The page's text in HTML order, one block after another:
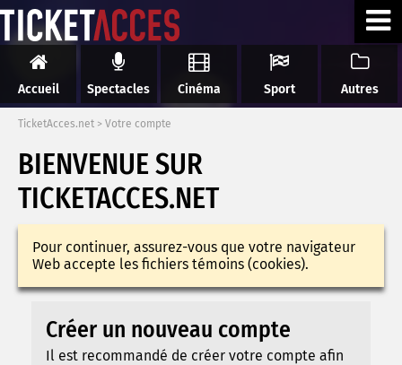
Accueil Spectacles Cinéma Sport Autres
TicketAcces.net > Votre compte
BIENVENUE SUR
TICKETACCES.NET
Pour continuer, assurez-vous que votre navigateur
Web accepte les fichiers témoins (cookies).
Créer un nouveau compte
Il est recommandé de créer votre compte afin